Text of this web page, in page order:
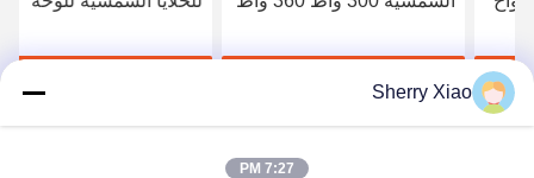
الشمسية
احصل على أفضل سعر
Sherry Xiao
7:27 PM